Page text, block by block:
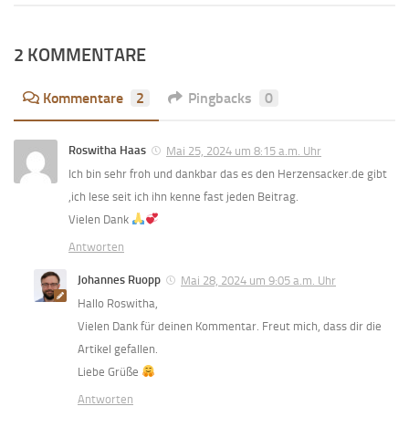
2 KOMMENTARE
Kommentare 2 Pingbacks 0
Roswitha Haas
Mai 25, 2024 um 8:15 a.m. Uhr
Ich bin sehr froh und dankbar das es den Herzensacker.de gibt
,ich lese seit ich ihn kenne fast jeden Beitrag.
Vielen Dank
Antworten
Johannes Ruopp
Mai 28, 2024 um 9:05 a.m. Uhr
Hallo Roswitha,
Vielen Dank für deinen Kommentar. Freut mich, dass dir die
Artikel gefallen.
Liebe Grüße
Antworten